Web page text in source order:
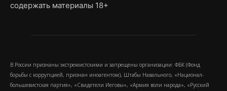
содержать материалы 18+
В России признаны экстремистскими и запрещены организации: ФБК (Фонд
борьбы с коррупцией, признан иноагентом), Штабы Навального, «Национал-
большевистская партия», «Свидетели Иеговы», «Армия воли народа», «Русский